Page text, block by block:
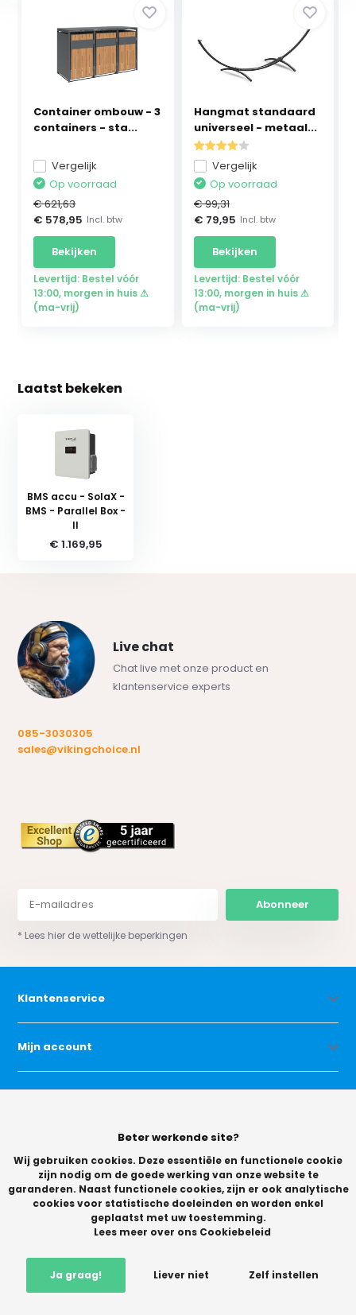
Container ombouw - 3
containers - sta...
Vergelijk
Op voorraad
€ 621,63
€ 578,95 Incl. btw
Bekijken
Levertijd: Bestel vóór
13:00, morgen in huis ⚠
(ma-vrij)
Hangmat standaard
universeel - metaal...
Vergelijk
Op voorraad
€ 99,31
€ 79,95 Incl. btw
Bekijken
Levertijd: Bestel vóór
13:00, morgen in huis ⚠
(ma-vrij)
Laatst bekeken
BMS accu - SolaX -
BMS - Parallel Box -
II
€ 1.169,95
Live chat
Chat live met onze product en
klantenservice experts
085-3030305
sales@vikingchoice.nl
Abonneer
* Lees hier de wettelijke beperkingen
Klantenservice
Mijn account
Categorieën
Vikingchoice.nl - Scherpe prijzen! Ruime keuze9.2- Trusted
Beter werkende site?
Wij gebruiken cookies. Deze essentiële en functionele cookie
zijn nodig om de goede werking van onze website te
garanderen. Naast functionele cookies, zijn er ook analytische
cookies voor statistische doeleinden en worden enkel
geplaatst met uw toestemming.
Lees meer over ons Cookiebeleid
Ja graag! Liever niet Zelf instellen